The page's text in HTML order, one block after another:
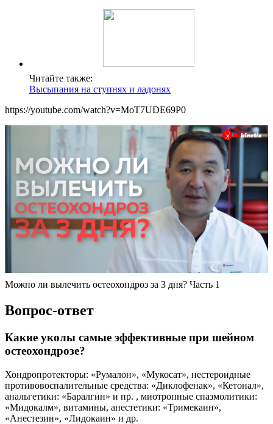
Читайте также:
Высыпания на ступнях и ладонях
https://youtube.com/watch?v=MoT7UDE69P0
Можно ли вылечить остеохондроз за 3 дня? Часть 1
Вопрос-ответ
Какие уколы самые эффективные при шейном
остеохондрозе?
Хондропротекторы: «Румалон», «Мукосат», нестероидные
противовоспалительные средства: «Диклофенак», «Кетонал»,
анальгетики: «Баралгин» и пр. , миотропные спазмолитики:
«Мидокалм», витамины, анестетики: «Тримекаин»,
«Анестезин», «Лидокаин» и др.